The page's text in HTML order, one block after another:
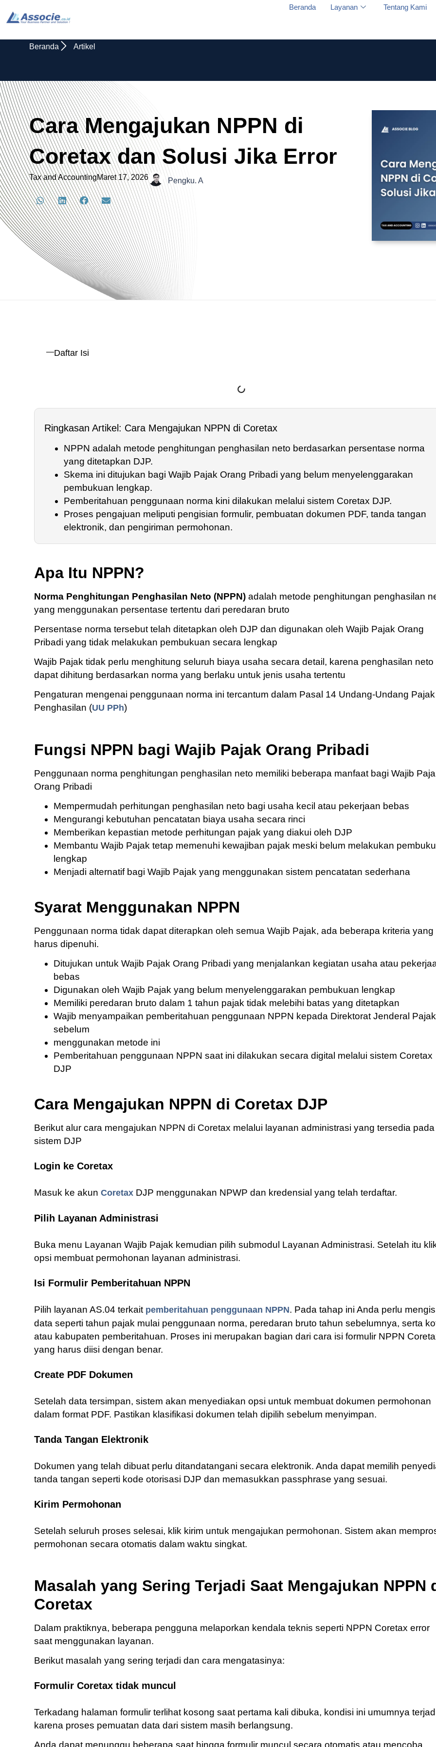
Beranda Layanan Tentang Kami
Beranda Artikel
Cara Mengajukan NPPN di
Coretax dan Solusi Jika Error
Tax and AccountingMaret 17, 2026 Pengku. A
Daftar Isi
Ringkasan Artikel: Cara Mengajukan NPPN di Coretax
NPPN adalah metode penghitungan penghasilan neto berdasarkan persentase norma
yang ditetapkan DJP.
Skema ini ditujukan bagi Wajib Pajak Orang Pribadi yang belum menyelenggarakan
pembukuan lengkap.
Pemberitahuan penggunaan norma kini dilakukan melalui sistem Coretax DJP.
Proses pengajuan meliputi pengisian formulir, pembuatan dokumen PDF, tanda tangan
elektronik, dan pengiriman permohonan.
Apa Itu NPPN?
Norma Penghitungan Penghasilan Neto (NPPN) adalah metode penghitungan penghasilan
yang menggunakan persentase tertentu dari peredaran bruto
Persentase norma tersebut telah ditetapkan oleh DJP dan digunakan oleh Wajib Pajak Orang
Pribadi yang tidak melakukan pembukuan secara lengkap
Wajib Pajak tidak perlu menghitung seluruh biaya usaha secara detail, karena penghasilan neto
dapat dihitung berdasarkan norma yang berlaku untuk jenis usaha tertentu
Pengaturan mengenai penggunaan norma ini tercantum dalam Pasal 14 Undang-Undang Pajak
Penghasilan (UU PPh)
Fungsi NPPN bagi Wajib Pajak Orang Pribadi
Penggunaan norma penghitungan penghasilan neto memiliki beberapa manfaat bagi Wajib
Orang Pribadi
Mempermudah perhitungan penghasilan neto bagi usaha kecil atau pekerjaan bebas
Mengurangi kebutuhan pencatatan biaya usaha secara rinci
Memberikan kepastian metode perhitungan pajak yang diakui oleh DJP
Membantu Wajib Pajak tetap memenuhi kewajiban pajak meski belum melakukan
lengkap
Menjadi alternatif bagi Wajib Pajak yang menggunakan sistem pencatatan sederhana
Syarat Menggunakan NPPN
Penggunaan norma tidak dapat diterapkan oleh semua Wajib Pajak, ada beberapa kriteria yang
harus dipenuhi.
Ditujukan untuk Wajib Pajak Orang Pribadi yang menjalankan kegiatan usaha atau
bebas
Digunakan oleh Wajib Pajak yang belum menyelenggarakan pembukuan lengkap
Memiliki peredaran bruto dalam 1 tahun pajak tidak melebihi batas yang ditetapkan
Wajib menyampaikan pemberitahuan penggunaan NPPN kepada Direktorat Jenderal Pajak
sebelum
menggunakan metode ini
Pemberitahuan penggunaan NPPN saat ini dilakukan secara digital melalui sistem Coretax
DJP
Cara Mengajukan NPPN di Coretax DJP
Berikut alur cara mengajukan NPPN di Coretax melalui layanan administrasi yang tersedia pada
sistem DJP
Login ke Coretax
Masuk ke akun Coretax DJP menggunakan NPWP dan kredensial yang telah terdaftar.
Pilih Layanan Administrasi
Buka menu Layanan Wajib Pajak kemudian pilih submodul Layanan Administrasi. Setelah itu
opsi membuat permohonan layanan administrasi.
Isi Formulir Pemberitahuan NPPN
Pilih layanan AS.04 terkait pemberitahuan penggunaan NPPN. Pada tahap ini Anda perlu
data seperti tahun pajak mulai penggunaan norma, peredaran bruto tahun sebelumnya, serta
atau kabupaten pemberitahuan. Proses ini merupakan bagian dari cara isi formulir NPPN
yang harus diisi dengan benar.
Create PDF Dokumen
Setelah data tersimpan, sistem akan menyediakan opsi untuk membuat dokumen permohonan
dalam format PDF. Pastikan klasifikasi dokumen telah dipilih sebelum menyimpan.
Tanda Tangan Elektronik
Dokumen yang telah dibuat perlu ditandatangani secara elektronik. Anda dapat memilih
tanda tangan seperti kode otorisasi DJP dan memasukkan passphrase yang sesuai.
Kirim Permohonan
Setelah seluruh proses selesai, klik kirim untuk mengajukan permohonan. Sistem akan
permohonan secara otomatis dalam waktu singkat.
Masalah yang Sering Terjadi Saat Mengajukan NPPN
Coretax
Dalam praktiknya, beberapa pengguna melaporkan kendala teknis seperti NPPN Coretax error
saat menggunakan layanan.
Berikut masalah yang sering terjadi dan cara mengatasinya:
Formulir Coretax tidak muncul
Terkadang halaman formulir terlihat kosong saat pertama kali dibuka, kondisi ini umumnya
karena proses pemuatan data dari sistem masih berlangsung.
Anda dapat menunggu beberapa saat hingga formulir muncul secara otomatis atau mencoba